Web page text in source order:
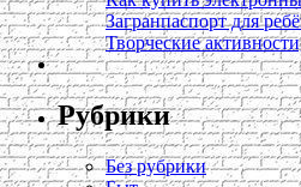
Загранпаспорт для
Творческие
Рубрики
Без рубрики